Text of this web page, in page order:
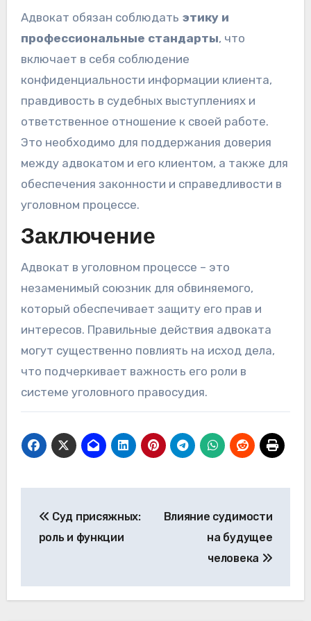
Адвокат обязан соблюдать этику и
профессиональные стандарты, что
включает в себя соблюдение
конфиденциальности информации клиента,
правдивость в судебных выступлениях и
ответственное отношение к своей работе.
Это необходимо для поддержания доверия
между адвокатом и его клиентом, а также для
обеспечения законности и справедливости в
уголовном процессе.
Заключение
Адвокат в уголовном процессе – это
незаменимый союзник для обвиняемого,
который обеспечивает защиту его прав и
интересов. Правильные действия адвоката
могут существенно повлиять на исход дела,
что подчеркивает важность его роли в
системе уголовного правосудия.
по
Суд присяжных:
роль и функции
Влияние судимости
на будущее
человека